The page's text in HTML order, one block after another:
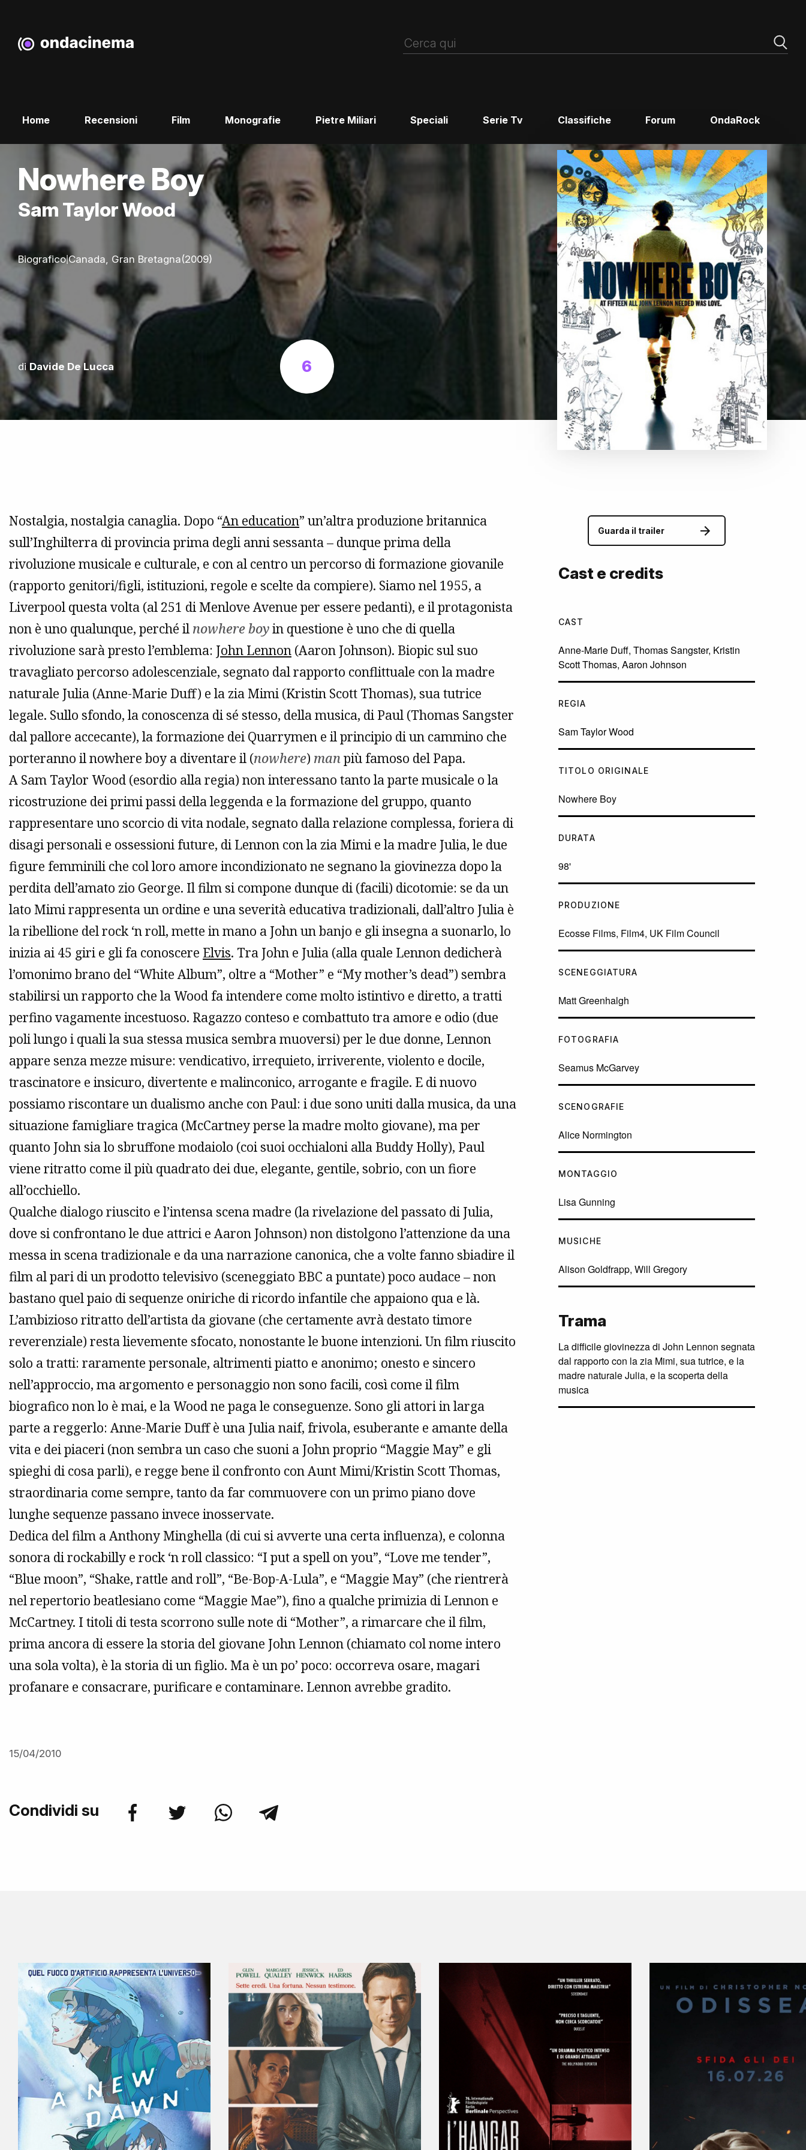
Home Recensioni Film Monografie Pietre Miliari Speciali Serie Tv Classifiche Forum OndaRock
Nowhere Boy
Sam Taylor Wood
Biografico|Canada, Gran Bretagna(2009)
di Davide De Lucca 6
Nostalgia, nostalgia canaglia. Dopo “An education” un’altra produzione britannica
sull’Inghilterra di provincia prima degli anni sessanta – dunque prima della
rivoluzione musicale e culturale, e con al centro un percorso di formazione giovanile
(rapporto genitori/figli, istituzioni, regole e scelte da compiere). Siamo nel 1955, a
Liverpool questa volta (al 251 di Menlove Avenue per essere pedanti), e il protagonista
non è uno qualunque, perché il nowhere boyin questione è uno che di quella
rivoluzione sarà presto l’emblema: John Lennon (Aaron Johnson). Biopic sul suo
travagliato percorso adolescenziale, segnato dal rapporto conflittuale con la madre
naturale Julia (Anne-Marie Duff) e la zia Mimi (Kristin Scott Thomas), sua tutrice
legale. Sullo sfondo, la conoscenza di sé stesso, della musica, di Paul (Thomas Sangster
dal pallore accecante), la formazione dei Quarrymen e il principio di un cammino che
porteranno il nowhere boy a diventare il (nowhere) manpiù famoso del Papa.
A Sam Taylor Wood (esordio alla regia) non interessano tanto la parte musicale o la
ricostruzione dei primi passi della leggenda e la formazione del gruppo, quanto
rappresentare uno scorcio di vita nodale, segnato dalla relazione complessa, foriera di
disagi personali e ossessioni future, di Lennon con la zia Mimi e la madre Julia, le due
figure femminili che col loro amore incondizionato ne segnano la giovinezza dopo la
perdita dell’amato zio George. Il film si compone dunque di (facili) dicotomie: se da un
lato Mimi rappresenta un ordine e una severità educativa tradizionali, dall’altro Julia è
la ribellione del rock ‘n roll, mette in mano a John un banjo e gli insegna a suonarlo, lo
inizia ai 45 giri e gli fa conoscere Elvis. Tra John e Julia (alla quale Lennon dedicherà
l’omonimo brano del “White Album”, oltre a “Mother” e “My mother’s dead”) sembra
stabilirsi un rapporto che la Wood fa intendere come molto istintivo e diretto, a tratti
perfino vagamente incestuoso. Ragazzo conteso e combattuto tra amore e odio (due
poli lungo i quali la sua stessa musica sembra muoversi) per le due donne, Lennon
appare senza mezze misure: vendicativo, irrequieto, irriverente, violento e docile,
trascinatore e insicuro, divertente e malinconico, arrogante e fragile. E di nuovo
possiamo riscontare un dualismo anche con Paul: i due sono uniti dalla musica, da una
situazione famigliare tragica (McCartney perse la madre molto giovane), ma per
quanto John sia lo sbruffone modaiolo (coi suoi occhialoni alla Buddy Holly), Paul
viene ritratto come il più quadrato dei due, elegante, gentile, sobrio, con un fiore
all’occhiello.
Qualche dialogo riuscito e l’intensa scena madre (la rivelazione del passato di Julia,
dove si confrontano le due attrici e Aaron Johnson) non distolgono l’attenzione da una
messa in scena tradizionale e da una narrazione canonica, che a volte fanno sbiadire il
film al pari di un prodotto televisivo (sceneggiato BBC a puntate) poco audace – non
bastano quel paio di sequenze oniriche di ricordo infantile che appaiono qua e là.
L’ambizioso ritratto dell’artista da giovane (che certamente avrà destato timore
reverenziale) resta lievemente sfocato, nonostante le buone intenzioni. Un film riuscito
solo a tratti: raramente personale, altrimenti piatto e anonimo; onesto e sincero
nell’approccio, ma argomento e personaggio non sono facili, così come il film
biografico non lo è mai, e la Wood ne paga le conseguenze. Sono gli attori in larga
parte a reggerlo: Anne-Marie Duff è una Julia naif, frivola, esuberante e amante della
vita e dei piaceri (non sembra un caso che suoni a John proprio “Maggie May” e gli
spieghi di cosa parli), e regge bene il confronto con Aunt Mimi/Kristin Scott Thomas,
straordinaria come sempre, tanto da far commuovere con un primo piano dove
lunghe sequenze passano invece inosservate.
Dedica del film a Anthony Minghella (di cui si avverte una certa influenza), e colonna
sonora di rockabilly e rock ‘n roll classico: “I put a spell on you”, “Love me tender”,
“Blue moon”, “Shake, rattle and roll”, “Be-Bop-A-Lula”, e “Maggie May” (che rientrerà
nel repertorio beatlesiano come “Maggie Mae”), fino a qualche primizia di Lennon e
McCartney. I titoli di testa scorrono sulle note di “Mother”, a rimarcare che il film,
prima ancora di essere la storia del giovane John Lennon (chiamato col nome intero
una sola volta), è la storia di un figlio. Ma è un po’ poco: occorreva osare, magari
profanare e consacrare, purificare e contaminare. Lennon avrebbe gradito.
15/04/2010
Condividi su
Guarda il trailer
Cast e credits
CAST
Anne-Marie Duff, Thomas Sangster, Kristin
Scott Thomas, Aaron Johnson
REGIA
Sam Taylor Wood
TITOLO ORIGINALE
Nowhere Boy
DURATA
98'
PRODUZIONE
Ecosse Films, Film4, UK Film Council
SCENEGGIATURA
Matt Greenhalgh
FOTOGRAFIA
Seamus McGarvey
SCENOGRAFIE
Alice Normington
MONTAGGIO
Lisa Gunning
MUSICHE
Alison Goldfrapp, Will Gregory
Trama
La difficile giovinezza di John Lennon segnata
dal rapporto con la zia Mimi, sua tutrice, e la
madre naturale Julia, e la scoperta della
musica